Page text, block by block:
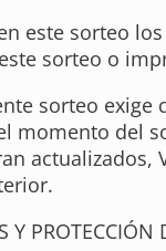
este sorteo
sorteo o
sorteo
momento del
actualizados,
Y PROTECCIÓN